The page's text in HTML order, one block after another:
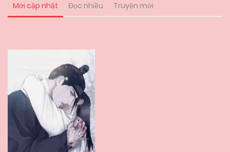
Mới cập nhật Đọc nhiều Truyện mới